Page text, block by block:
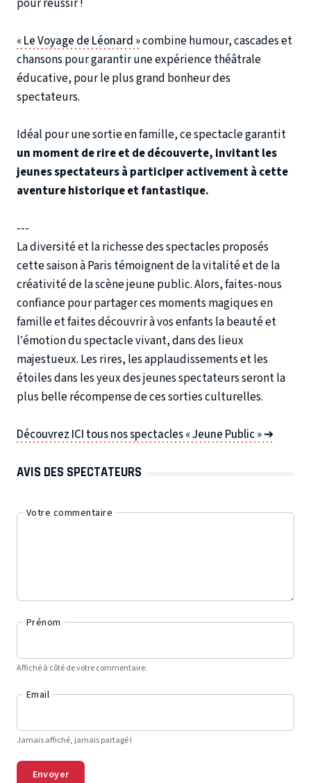
« Le Voyage de Léonard »combine humour, cascades et
chansons pour garantir une expérience théâtrale
éducative, pour le plus grand bonheur des
spectateurs.
Idéal pour une sortie en famille, ce spectacle garantit
un moment de rire et de découverte, invitant les
jeunes spectateurs à participer activement à cette
aventure historique et fantastique.
---
La diversité et la richesse des spectacles proposés
cette saison à Paris témoignent de la vitalité et de la
créativité de la scène jeune public. Alors, faites-nous
confiance pour partager ces moments magiques en
famille et faites découvrir à vos enfants la beauté et
l’émotion du spectacle vivant, dans des lieux
majestueux. Les rires, les applaudissements et les
étoiles dans les yeux des jeunes spectateurs seront la
plus belle récompense de ces sorties culturelles.
Découvrez ICI tous nos spectacles « Jeune Public » ➔
AVIS DES SPECTATEURS
Votre commentaire
Prénom
Affiché à côté de votre commentaire.
Email
Jamais affiché, jamais partagé !
Envoyer